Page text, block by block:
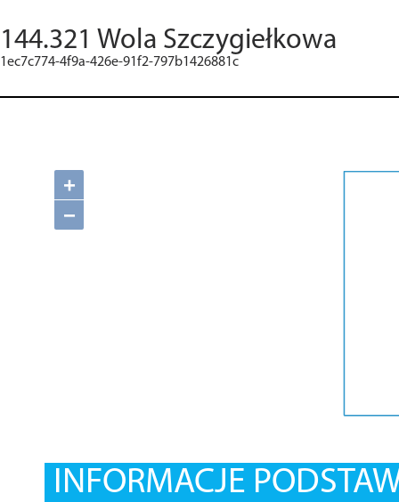
144.321 Wola Szczygiełkowa
1ec7c774-4f9a-426e-91f2-797b1426881c
+
−
INFORMACJE